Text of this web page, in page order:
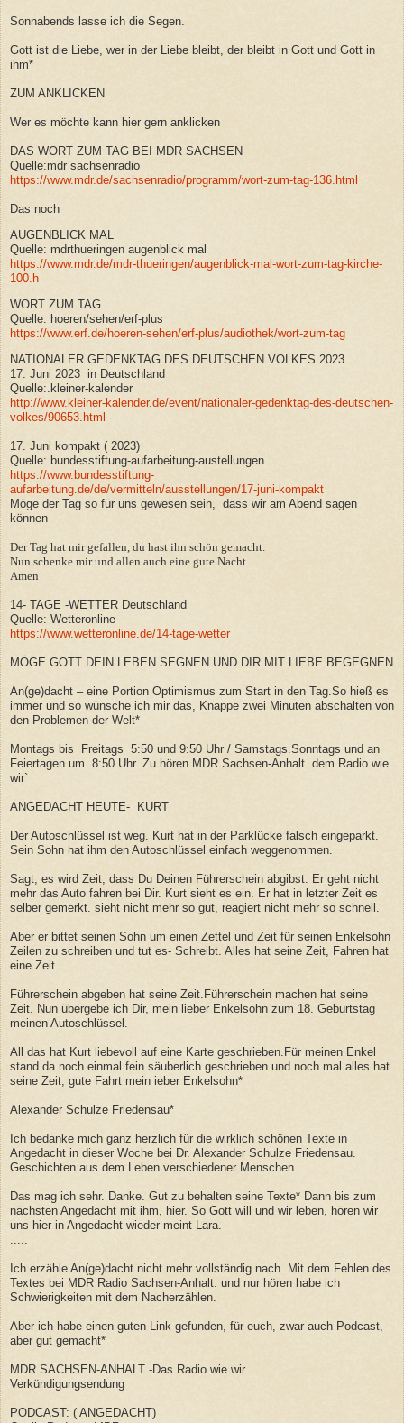
Sonnabends lasse ich die Segen.
Gott ist die Liebe, wer in der Liebe bleibt, der bleibt in Gott und Gott in
ihm*
ZUM ANKLICKEN
Wer es möchte kann hier gern anklicken
DAS WORT ZUM TAG BEI MDR SACHSEN
Quelle:mdr sachsenradio
https://www.mdr.de/sachsenradio/programm/wort-zum-tag-136.html
Das noch
AUGENBLICK MAL
Quelle: mdrthueringen augenblick mal
https://www.mdr.de/mdr-thueringen/augenblick-mal-wort-zum-tag-kirche-
100.h
WORT ZUM TAG
Quelle: hoeren/sehen/erf-plus
https://www.erf.de/hoeren-sehen/erf-plus/audiothek/wort-zum-tag
NATIONALER GEDENKTAG DES DEUTSCHEN VOLKES 2023
17. Juni 2023 in Deutschland
Quelle:.kleiner-kalender
http://www.kleiner-kalender.de/event/nationaler-gedenktag-des-deutschen-
volkes/90653.html
17. Juni kompakt ( 2023)
Quelle: bundesstiftung-aufarbeitung-austellungen
https://www.bundesstiftung-
aufarbeitung.de/de/vermitteln/ausstellungen/17-juni-kompakt
Möge der Tag so für uns gewesen sein, dass wir am Abend sagen
können
Der Tag hat mir gefallen, du hast ihn schön gemacht.
Nun schenke mir und allen auch eine gute Nacht.
Amen
14- TAGE -WETTER Deutschland
Quelle: Wetteronline
https://www.wetteronline.de/14-tage-wetter
MÖGE GOTT DEIN LEBEN SEGNEN UND DIR MIT LIEBE BEGEGNEN
An(ge)dacht – eine Portion Optimismus zum Start in den Tag.So hieß es
immer und so wünsche ich mir das, Knappe zwei Minuten abschalten von
den Problemen der Welt*
Montags bis Freitags 5:50 und 9:50 Uhr / Samstags.Sonntags und an
Feiertagen um 8:50 Uhr. Zu hören MDR Sachsen-Anhalt. dem Radio wie
wir`
ANGEDACHT HEUTE- KURT
Der Autoschlüssel ist weg. Kurt hat in der Parklücke falsch eingeparkt.
Sein Sohn hat ihm den Autoschlüssel einfach weggenommen.
Sagt, es wird Zeit, dass Du Deinen Führerschein abgibst. Er geht nicht
mehr das Auto fahren bei Dir. Kurt sieht es ein. Er hat in letzter Zeit es
selber gemerkt. sieht nicht mehr so gut, reagiert nicht mehr so schnell.
Aber er bittet seinen Sohn um einen Zettel und Zeit für seinen Enkelsohn
Zeilen zu schreiben und tut es- Schreibt. Alles hat seine Zeit, Fahren hat
eine Zeit.
Führerschein abgeben hat seine Zeit.Führerschein machen hat seine
Zeit. Nun übergebe ich Dir, mein lieber Enkelsohn zum 18. Geburtstag
meinen Autoschlüssel.
All das hat Kurt liebevoll auf eine Karte geschrieben.Für meinen Enkel
stand da noch einmal fein säuberlich geschrieben und noch mal alles hat
seine Zeit, gute Fahrt mein ieber Enkelsohn*
Alexander Schulze Friedensau*
Ich bedanke mich ganz herzlich für die wirklich schönen Texte in
Angedacht in dieser Woche bei Dr. Alexander Schulze Friedensau.
Geschichten aus dem Leben verschiedener Menschen.
Das mag ich sehr. Danke. Gut zu behalten seine Texte* Dann bis zum
nächsten Angedacht mit ihm, hier. So Gott will und wir leben, hören wir
uns hier in Angedacht wieder meint Lara.
Ich erzähle An(ge)dacht nicht mehr vollständig nach. Mit dem Fehlen des
Textes bei MDR Radio Sachsen-Anhalt. und nur hören habe ich
Schwierigkeiten mit dem Nacherzählen.
Aber ich habe einen guten Link gefunden, für euch, zwar auch Podcast,
aber gut gemacht*
MDR SACHSEN-ANHALT -Das Radio wie wir
Verkündigungsendung
PODCAST: ( ANGEDACHT)